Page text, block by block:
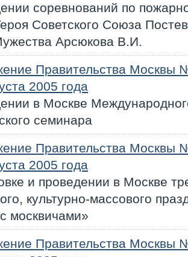
соревнований по
Советского Союза
Арсюкова В.И.
Правительства Москвы
2005 года
в Москве
семинара
Правительства Москвы
2005 года
и проведении в Москве
культурно-массового
москвичами»
Правительства Москвы